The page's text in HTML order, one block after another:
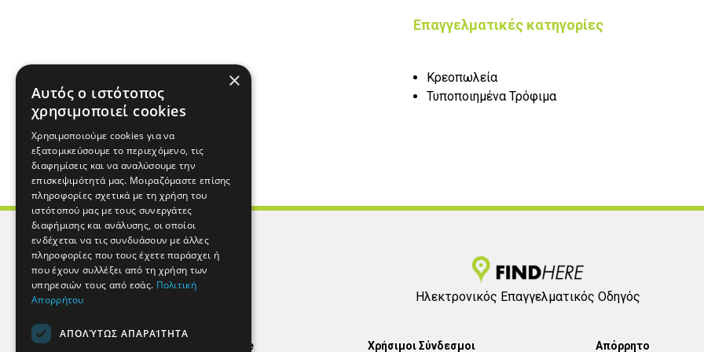
Επαγγελματικές κατηγορίες
Κρεοπωλεία
Τυποποιημένα Τρόφιμα
Ηλεκτρονικός Επαγγελματικός Οδηγός
Find Here Χρήσιμοι Σύνδεσμοι Απόρρητο
×
Αυτός ο ιστότοπος
χρησιμοποιεί cookies
Χρησιμοποιούμε cookies για να
εξατομικεύσουμε το περιεχόμενο, τις
διαφημίσεις και να αναλύσουμε την
επισκεψιμότητά μας. Μοιραζόμαστε επίσης
πληροφορίες σχετικά με τη χρήση του
ιστότοπού μας με τους συνεργάτες
διαφήμισης και ανάλυσης, οι οποίοι
ενδέχεται να τις συνδυάσουν με άλλες
πληροφορίες που τους έχετε παράσχει ή
που έχουν συλλέξει από τη χρήση των
υπηρεσιών τους από εσάς. Πολιτική
Απορρήτου
ΑΠΟΛΎΤΩΣ ΑΠΑΡΑΊΤΗΤΑ